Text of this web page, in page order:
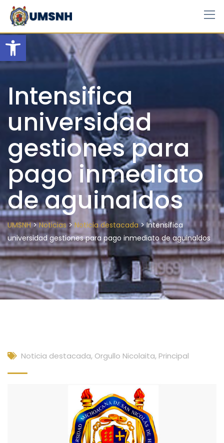
Open toolbar
Skip
content
Intensifica
universidad
gestiones para
pago inmediato
de aguinaldos
UMSNH>Noticias> Noticia destacada>Intensifica
universidad gestiones para pago inmediato de aguinaldos
Noticia destacada, Orgullo Nicolaita, Principal